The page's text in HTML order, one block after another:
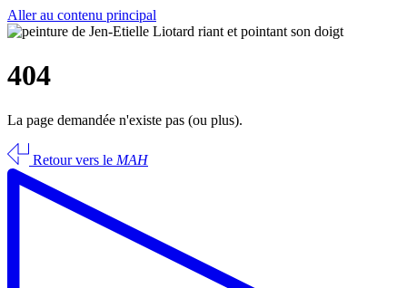
Aller au contenu principal
404
La page demandée n'existe pas (ou plus).
Retour vers le MAH